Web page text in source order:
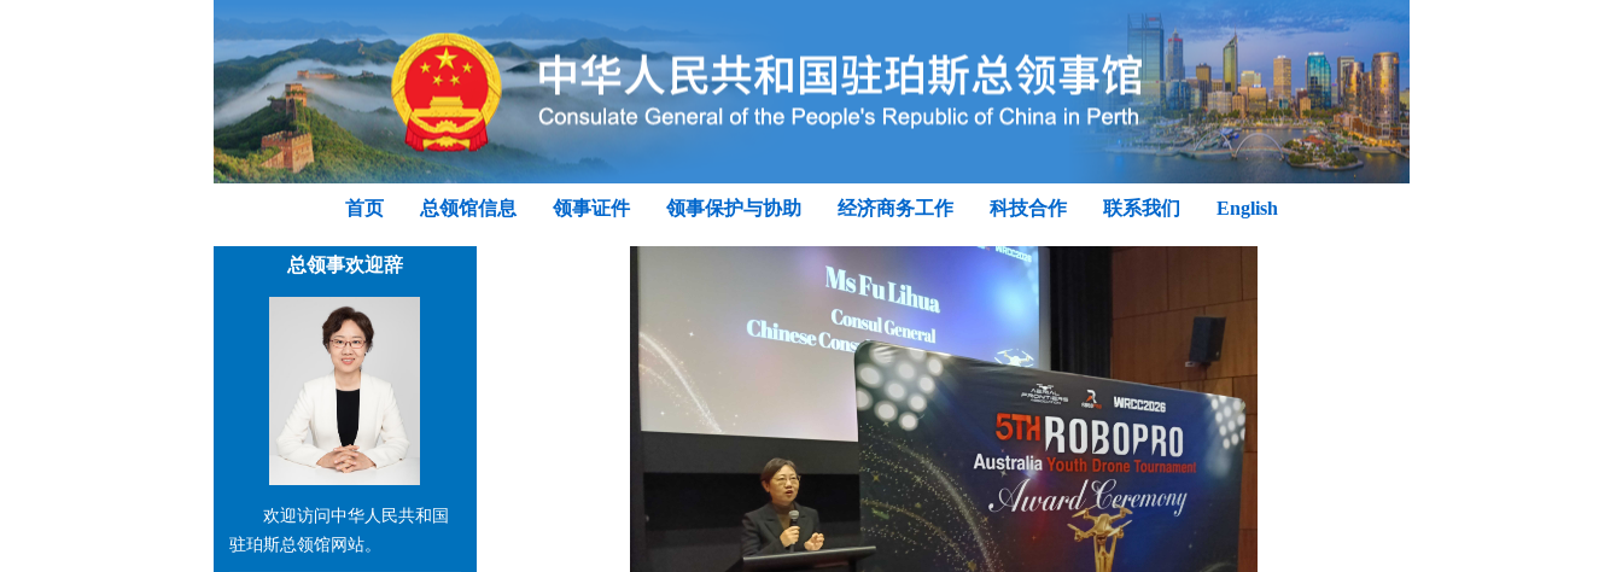
首页 总领馆信息 领事证件 领事保护与协助 经济商务工作 科技合作 联系我们 English
总领事欢迎辞
欢迎访问中华人民共和国
驻珀斯总领馆网站。